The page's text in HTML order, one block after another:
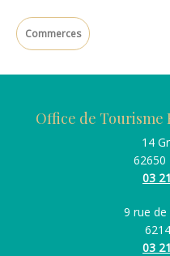
Commerces
Office de Tourisme
14
62650
03
9 rue
03